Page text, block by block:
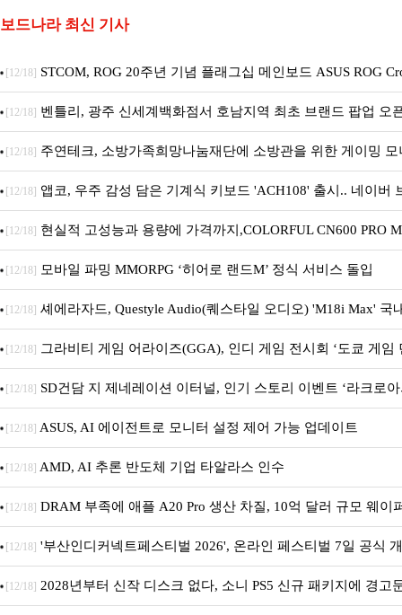
보드나라 최신 기사
[12/18] STCOM, ROG 20주년 기념 플래그십 메인보드 ASUS ROG
X870E EDITION 20 국내 출시 예정
[12/18] 벤틀리, 광주 신세계백화점서 호남지역 최초 브랜드 팝업 오
[12/18] 주연테크, 소방가족희망나눔재단에 소방관을 위한 게이밍 모
트 펫 침대 기부
[12/18] 앱코, 우주 감성 담은 기계식 키보드 'ACH108' 출시.. 네이버
기획전 진행
[12/18] 현실적 고성능과 용량에 가격까지,COLORFUL CN600 PRO
디앤디컴 1TB
[12/18] 모바일 파밍 MMORPG ‘히어로 랜드M’ 정식 서비스 돌입
[12/18] 셰에라자드, Questyle Audio(퀘스타일 오디오) 'M18i Max' 국
시
[12/18] 그라비티 게임 어라이즈(GGA), 인디 게임 전시회 ‘도쿄 게임
참가!
[12/18] SD건담 지 제네레이션 이터널, 인기 스토리 이벤트 ‘라크로아
재개최 및 풍성한 기념 이벤트 실시!
[12/18] ASUS, AI 에이전트로 모니터 설정 제어 가능 업데이트
[12/18] AMD, AI 추론 반도체 기업 타알라스 인수
[12/18] DRAM 부족에 애플 A20 Pro 생산 차질, 10억 달러 규모 웨이
[12/18] '부산인디커넥트페스티벌 2026', 온라인 페스티벌 7일 공식
간 진행
[12/18] 2028년부터 신작 디스크 없다, 소니 PS5 신규 패키지에 경고